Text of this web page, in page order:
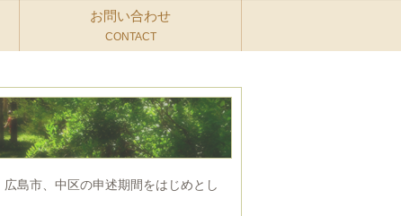
お問い合わせ
CONTACT
島市、中区の申述期間をはじめとし